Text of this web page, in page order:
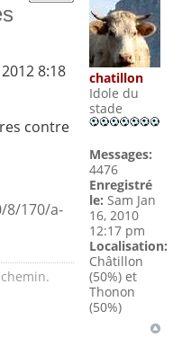
8:18
contre
8/170/a-
chatillon
Idole du
stade
Messages:
4476
Enregistré
le: Sam Jan
16, 2010
12:17 pm
Localisation:
Châtillon
(50%) et
Thonon
(50%)